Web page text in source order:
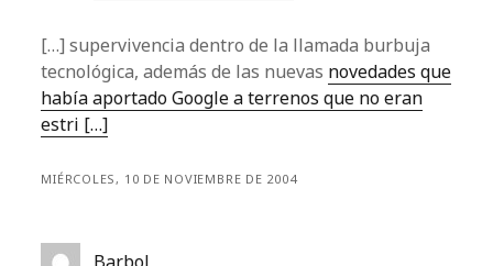
[…] supervivencia dentro de la llamada burbuja
tecnológica, además de las nuevas novedades que
había aportado Google a terrenos que no eran
estri […]
MIÉRCOLES, 10 DE NOVIEMBRE DE 2004